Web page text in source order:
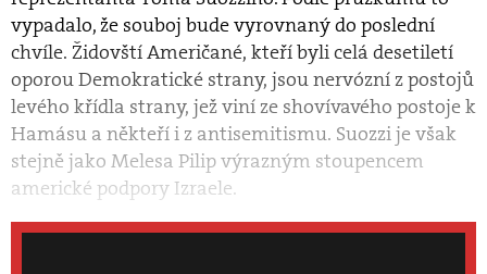
vypadalo, že souboj bude vyrovnaný do poslední
chvíle. Židovští Američané, kteří byli celá desetiletí
oporou Demokratické strany, jsou nervózní z postojů
levého křídla strany, jež viní ze shovívavého postoje k
Hamásu a někteří i z antisemitismu. Suozzi je však
stejně jako Melesa Pilip výrazným stoupencem
americké podpory Izraele.